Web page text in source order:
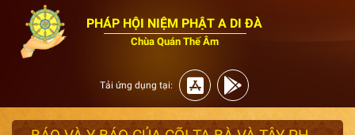
PHÁP HỘI NIỆM PHẬT A DI ĐÀ
Chùa Quán Thế Âm
Tải ứng dụng tại: